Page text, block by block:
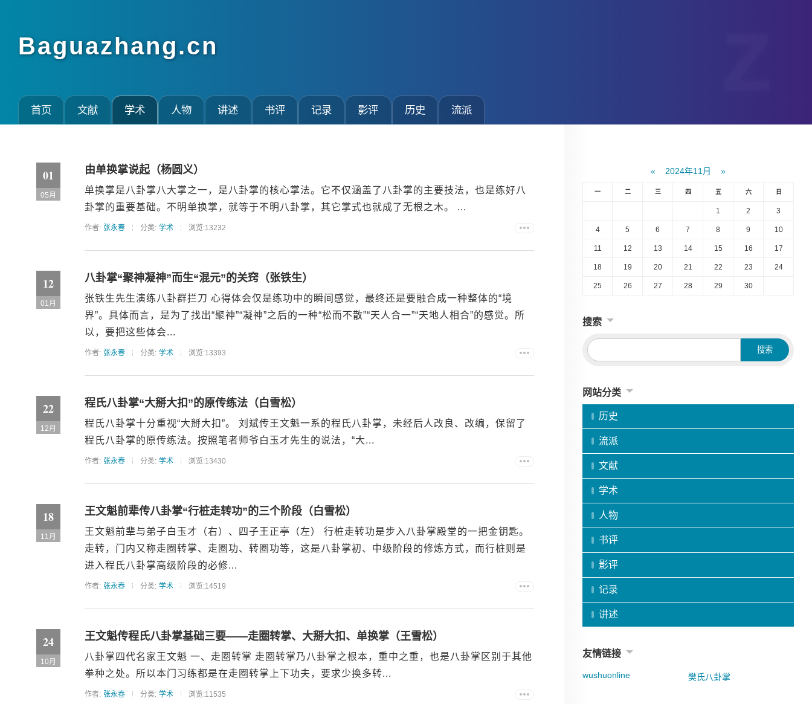
Baguazhang.cn
首页 文献 学术 人物 讲述 书评 记录 影评 历史 流派
01
05月
由单换掌说起（杨圆义）
单换掌是八卦掌八大掌之一，是八卦掌的核心掌法。它不仅涵盖了八卦掌的主要技法，也是练好八
卦掌的重要基础。不明单换掌，就等于不明八卦掌，其它掌式也就成了无根之木。 ...
作者: 张永春 分类: 学术 浏览:13232
12
01月
八卦掌“聚神凝神”而生“混元”的关窍（张铁生）
张铁生先生演练八卦群拦刀 心得体会仅是练功中的瞬间感觉，最终还是要融合成一种整体的“境
界”。具体而言，是为了找出“聚神”“凝神”之后的一种“松而不散”“天人合一”“天地人相合”的感觉。所
以，要把这些体会...
作者: 张永春 分类: 学术 浏览:13393
22
12月
程氏八卦掌“大掰大扣”的原传练法（白雪松）
程氏八卦掌十分重视“大掰大扣”。 刘斌传王文魁一系的程氏八卦掌，未经后人改良、改编，保留了
程氏八卦掌的原传练法。按照笔者师爷白玉才先生的说法，“大...
作者: 张永春 分类: 学术 浏览:13430
18
11月
王文魁前辈传八卦掌“行桩走转功”的三个阶段（白雪松）
王文魁前辈与弟子白玉才（右）、四子王正亭（左） 行桩走转功是步入八卦掌殿堂的一把金钥匙。
走转，门内又称走圈转掌、走圈功、转圈功等，这是八卦掌初、中级阶段的修炼方式，而行桩则是
进入程氏八卦掌高级阶段的必修...
作者: 张永春 分类: 学术 浏览:14519
24
10月
王文魁传程氏八卦掌基础三要——走圈转掌、大掰大扣、单换掌（王雪松）
八卦掌四代名家王文魁 一、走圈转掌 走圈转掌乃八卦掌之根本，重中之重，也是八卦掌区别于其他
拳种之处。所以本门习练都是在走圈转掌上下功夫，要求少换多转...
作者: 张永春 分类: 学术 浏览:11535
« 2024年11月 »
一 二 三 四 五 六 日
1 2 3
4 5 6 7 8 9 10
11 12 13 14 15 16 17
18 19 20 21 22 23 24
25 26 27 28 29 30
搜索
网站分类
历史
流派
文献
学术
人物
书评
影评
记录
讲述
友情链接
wushuonline 樊氏八卦掌